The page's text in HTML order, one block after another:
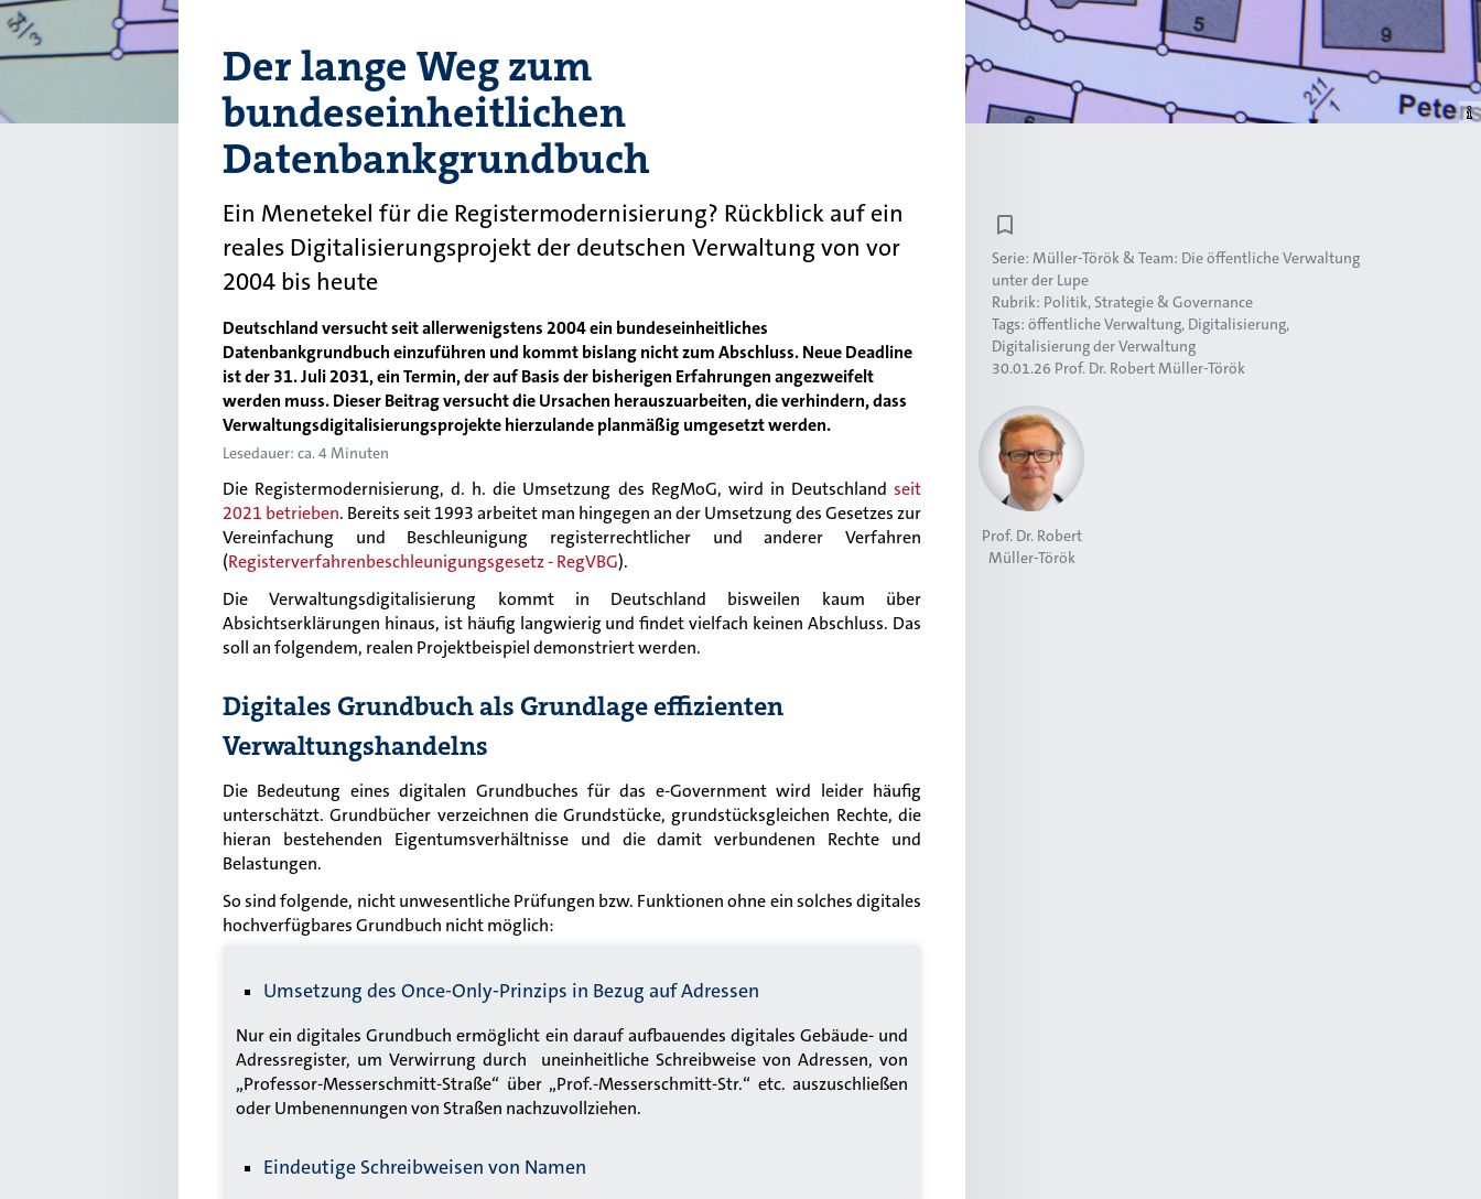
Der lange Weg zum
bundeseinheitlichen
Datenbankgrundbuch
Ein Menetekel für die Registermodernisierung? Rückblick auf ein
reales Digitalisierungsprojekt der deutschen Verwaltung von vor
2004 bis heute
Deutschland versucht seit allerwenigstens 2004 ein bundeseinheitliches
Datenbankgrundbuch einzuführen und kommt bislang nicht zum Abschluss. Neue Deadline
ist der 31. Juli 2031, ein Termin, der auf Basis der bisherigen Erfahrungen angezweifelt
werden muss. Dieser Beitrag versucht die Ursachen herauszuarbeiten, die verhindern, dass
Verwaltungsdigitalisierungsprojekte hierzulande planmäßig umgesetzt werden.
Lesedauer: ca. 4 Minuten
Die Registermodernisierung, d. h. die Umsetzung des RegMoG, wird in Deutschland seit
2021 betrieben. Bereits seit 1993 arbeitet man hingegen an der Umsetzung des Gesetzes zur
Vereinfachung und Beschleunigung registerrechtlicher und anderer Verfahren
(Registerverfahrenbeschleunigungsgesetz - RegVBG).
Die Verwaltungsdigitalisierung kommt in Deutschland bisweilen kaum über
Absichtserklärungen hinaus, ist häufig langwierig und findet vielfach keinen Abschluss. Das
soll an folgendem, realen Projektbeispiel demonstriert werden.
Digitales Grundbuch als Grundlage effizienten
Verwaltungshandelns
Die Bedeutung eines digitalen Grundbuches für das e-Government wird leider häufig
unterschätzt. Grundbücher verzeichnen die Grundstücke, grundstücksgleichen Rechte, die
hieran bestehenden Eigentumsverhältnisse und die damit verbundenen Rechte und
Belastungen.
So sind folgende, nicht unwesentliche Prüfungen bzw. Funktionen ohne ein solches digitales
hochverfügbares Grundbuch nicht möglich:
Umsetzung des Once-Only-Prinzips in Bezug auf Adressen
Nur ein digitales Grundbuch ermöglicht ein darauf aufbauendes digitales Gebäude- und
Adressregister, um Verwirrung durch uneinheitliche Schreibweise von Adressen, von
„Professor-Messerschmitt-Straße“ über „Prof.-Messerschmitt-Str.“ etc. auszuschließen
oder Umbenennungen von Straßen nachzuvollziehen.
Eindeutige Schreibweisen von Namen
Serie: Müller-Török & Team: Die öffentliche Verwaltung
unter der Lupe
Rubrik: Politik, Strategie & Governance
Tags: öffentliche Verwaltung Digitalisierung
Digitalisierung der Verwaltung
30.01.26 Prof. Dr. Robert Müller-Török
Prof. Dr. Robert
Müller-Török